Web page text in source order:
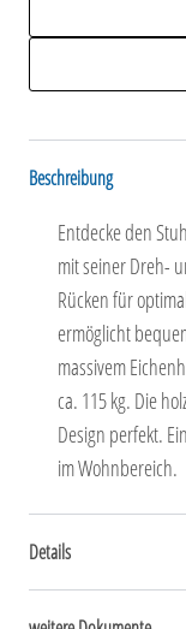
Beschreibung
Entdecke den
mit seiner Dreh-
Rücken für
ermöglicht
massivem
ca. 115 kg. Die
Design perfekt.
im Wohnbereich.
Details